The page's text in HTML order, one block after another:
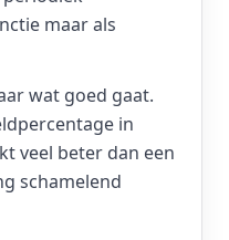
maar als
wat goed gaat.
in
veel beter dan een
schamelend